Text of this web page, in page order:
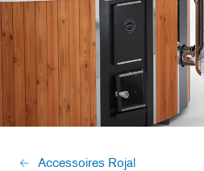
Accessoires Rojal